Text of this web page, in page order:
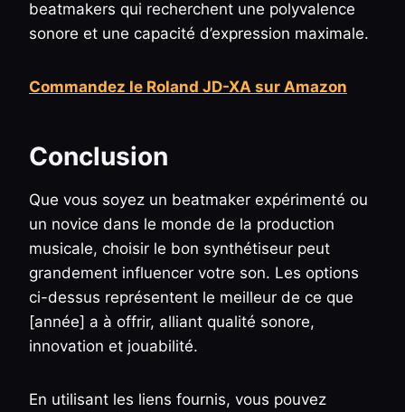
beatmakers qui recherchent une polyvalence
sonore et une capacité d’expression maximale.
Commandez le Roland JD-XA sur Amazon
Conclusion
Que vous soyez un beatmaker expérimenté ou
un novice dans le monde de la production
musicale, choisir le bon synthétiseur peut
grandement influencer votre son. Les options
ci-dessus représentent le meilleur de ce que
[année] a à offrir, alliant qualité sonore,
innovation et jouabilité.
En utilisant les liens fournis, vous pouvez